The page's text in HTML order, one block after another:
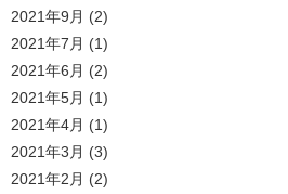
2021年9月 (2)
2021年7月 (1)
2021年6月 (2)
2021年5月 (1)
2021年4月 (1)
2021年3月 (3)
2021年2月 (2)